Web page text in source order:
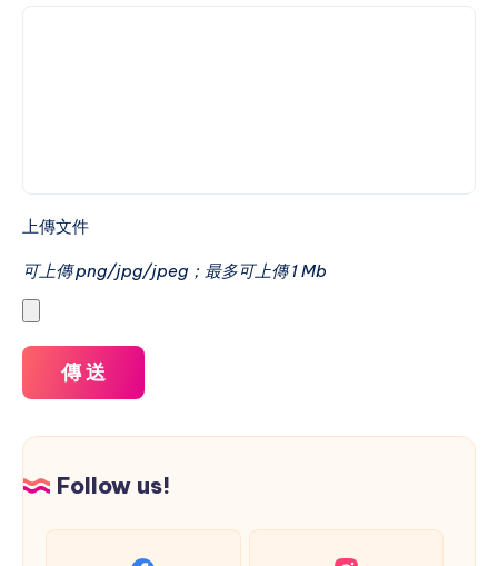
上傳文件
可上傳 png/jpg/jpeg；最多可上傳 1 Mb
Follow us!